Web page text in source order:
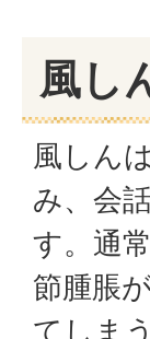
風し
風しん
み、会
す。通
節腫脹
てしま